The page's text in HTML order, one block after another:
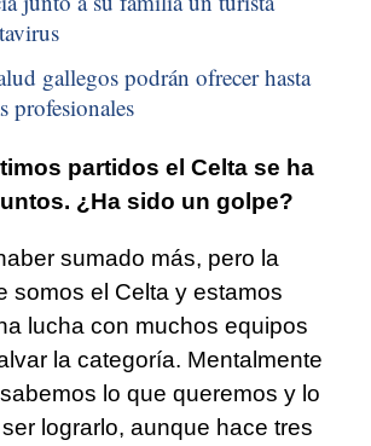
gallegos podrán ofrecer hasta
profesionales
partidos el Celta se ha
¿Ha sido un golpe?
sumado más, pero la
somos el Celta y estamos
lucha con muchos equipos
la categoría. Mentalmente
lo que queremos y lo
lograrlo, aunque hace tres